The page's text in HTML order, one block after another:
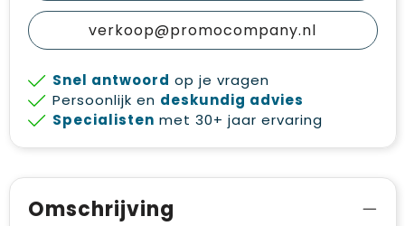
verkoop@promocompany.nl
Snel antwoord op je vragen
Persoonlijk en deskundig advies
Specialisten met 30+ jaar ervaring
Omschrijving